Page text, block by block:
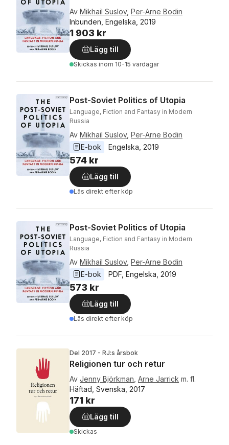
Av Mikhail Suslov, Per-Arne Bodin
Inbunden, Engelska, 2019
1 903 kr
Lägg till
Skickas inom 10-15 vardagar
Post-Soviet Politics of Utopia
Language, Fiction and Fantasy in Modern
Russia
Av Mikhail Suslov, Per-Arne Bodin
E-bok
Engelska 2019
574 kr
Lägg till
Läs direkt efter köp
Post-Soviet Politics of Utopia
Language, Fiction and Fantasy in Modern
Russia
Av Mikhail Suslov, Per-Arne Bodin
E-bok
PDF Engelska 2019
573 kr
Lägg till
Läs direkt efter köp
Del 2017 - RJ:s årsbok
Religionen tur och retur
Av Jenny Björkman Arne Jarrick m. fl.
Häftad, Svenska, 2017
171 kr
Lägg till
Skickas